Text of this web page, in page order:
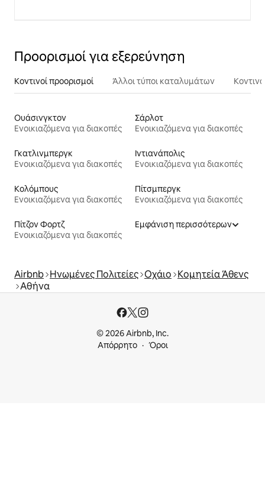
Προορισμοί για εξερεύνηση
Κοντινοί προορισμοί Άλλοι τύποι καταλυμάτων
Ουάσινγκτον
Ενοικιαζόμενα για διακοπές
Σάρλοτ
Ενοικιαζόμενα για διακοπές
Γκατλινμπεργκ
Ενοικιαζόμενα για διακοπές
Ιντιανάπολις
Ενοικιαζόμενα για διακοπές
Κολόμπους
Ενοικιαζόμενα για διακοπές
Πίτσμπεργκ
Ενοικιαζόμενα για διακοπές
Πίτζον Φορτζ
Ενοικιαζόμενα για διακοπές
Εμφάνιση περισσότερων
Airbnb Ηνωμένες Πολιτείες Οχάιο Κομητεία Άθενς
Αθήνα
© 2026 Airbnb, Inc.
Απόρρητο
Όροι